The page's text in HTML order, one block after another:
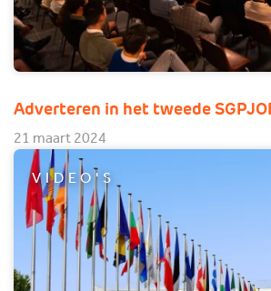
Adverteren in het tweede
21 maart 2024
VIDEO'S